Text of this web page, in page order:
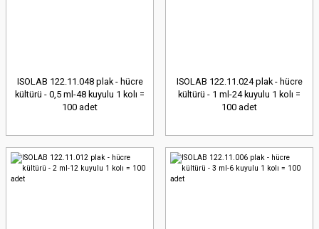
ISOLAB 122.11.048 plak - hücre
kültürü - 0,5 ml-48 kuyulu 1 kolı =
100 adet
ISOLAB 122.11.024 plak - hücre
kültürü - 1 ml-24 kuyulu 1 kolı =
100 adet